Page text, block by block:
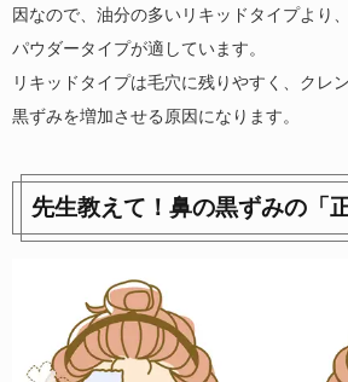
因なので、油分の多いリキッドタイプより
パウダータイプが適しています。
リキッドタイプは毛穴に残りやすく、クレ
黒ずみを増加させる原因になります。
先生教えて！鼻の黒ずみの「